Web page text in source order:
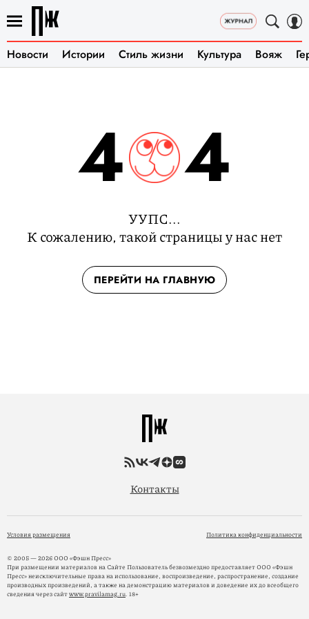
Новости Истории Стиль жизни Культура Вояж
4 4
УУПС...
К сожалению, такой страницы у нас нет
ПЕРЕЙТИ НА ГЛАВНУЮ
Контакты
Условия размещения Политика конфиденциальности
© 2005 — 2026 ООО «Фэшн Пресс»
При размещении материалов на Сайте Пользователь безвозмездно предоставляет ООО «Фэшн
Пресс» неисключительные права на использование, воспроизведение, распространение, создание
производных произведений, а также на демонстрацию материалов и доведение их до всеобщего
сведения через сайтwww.pravilamag.ru. 18+